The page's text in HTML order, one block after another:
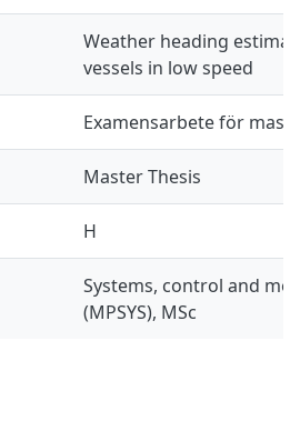
Weather heading
vessels in low speed
Examensarbete för
Master Thesis
H
Systems, control and
(MPSYS), MSc